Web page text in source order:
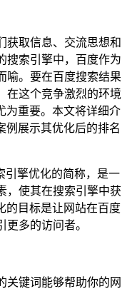
获取信息、交流思想和
搜索引擎中，百度作为
喻。要在百度搜索结果
在这个竞争激烈的环境
为重要。本文将详细介
例展示其优化后的排名
引擎优化的简称，是一
，使其在搜索引擎中获
的目标是让网站在百度
多的访问者。
关键词能够帮助你的网